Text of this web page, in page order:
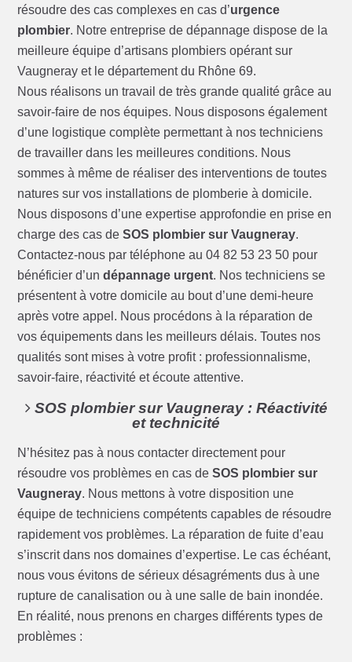
résoudre des cas complexes en cas d’urgence
plombier. Notre entreprise de dépannage dispose de la
meilleure équipe d’artisans plombiers opérant sur
Vaugneray et le département du Rhône 69.
Nous réalisons un travail de très grande qualité grâce au
savoir-faire de nos équipes. Nous disposons également
d’une logistique complète permettant à nos techniciens
de travailler dans les meilleures conditions. Nous
sommes à même de réaliser des interventions de toutes
natures sur vos installations de plomberie à domicile.
Nous disposons d’une expertise approfondie en prise en
charge des cas deSOS plombier sur Vaugneray.
Contactez-nous par téléphone au 04 82 53 23 50 pour
bénéficier d’undépannage urgent. Nos techniciens se
présentent à votre domicile au bout d’une demi-heure
après votre appel. Nous procédons à la réparation de
vos équipements dans les meilleurs délais. Toutes nos
qualités sont mises à votre profit : professionnalisme,
savoir-faire, réactivité et écoute attentive.
SOS plombier sur Vaugneray : Réactivité
et technicité
N’hésitez pas à nous contacter directement pour
résoudre vos problèmes en cas deSOS plombier sur
Vaugneray. Nous mettons à votre disposition une
équipe de techniciens compétents capables de résoudre
rapidement vos problèmes. La réparation de fuite d’eau
s’inscrit dans nos domaines d’expertise. Le cas échéant,
nous vous évitons de sérieux désagréments dus à une
rupture de canalisation ou à une salle de bain inondée.
En réalité, nous prenons en charges différents types de
problèmes :